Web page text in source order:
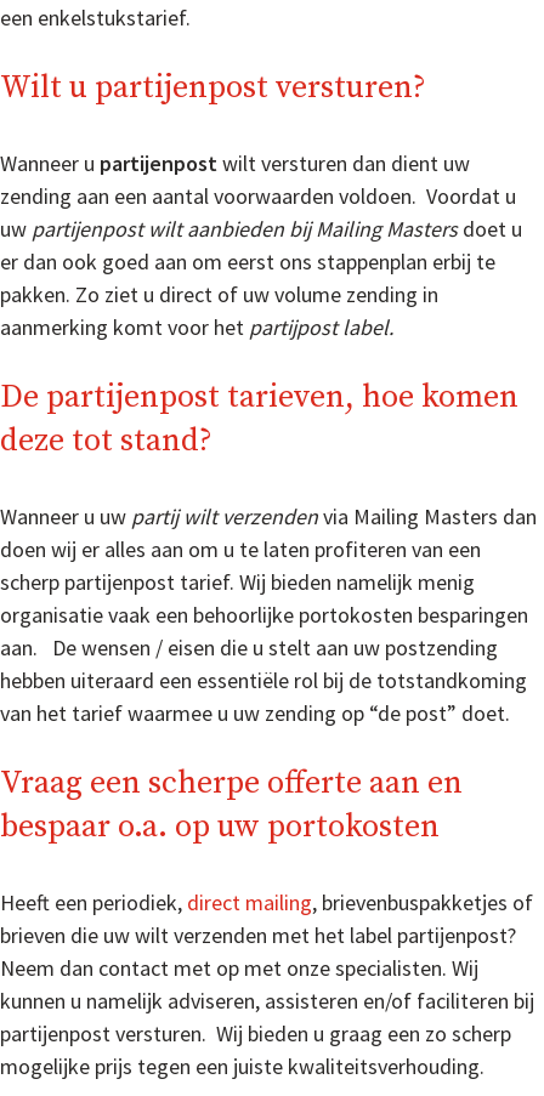
een enkelstukstarief.
Wilt u partijenpost versturen?
Wanneer u partijenpostwilt versturen dan dient uw
zending aan een aantal voorwaarden voldoen. Voordat u
uw partijenpost wilt aanbieden bij Mailing Mastersdoet u
er dan ook goed aan om eerst ons stappenplan erbij te
pakken. Zo ziet u direct of uw volume zending in
aanmerking komt voor het partijpost label.
De partijenpost tarieven, hoe komen
deze tot stand?
Wanneer u uw partij wilt verzendenvia Mailing Masters dan
doen wij er alles aan om u te laten profiteren van een
scherp partijenpost tarief. Wij bieden namelijk menig
organisatie vaak een behoorlijke portokosten besparingen
aan. De wensen / eisen die u stelt aan uw postzending
hebben uiteraard een essentiële rol bij de totstandkoming
van het tarief waarmee u uw zending op “de post” doet.
Vraag een scherpe offerte aan en
bespaar o.a. op uw portokosten
Heeft een periodiek, direct mailing, brievenbuspakketjes of
brieven die uw wilt verzenden met het label partijenpost?
Neem dan contact met op met onze specialisten. Wij
kunnen u namelijk adviseren, assisteren en/of faciliteren bij
partijenpost versturen. Wij bieden u graag een zo scherp
mogelijke prijs tegen een juiste kwaliteitsverhouding.